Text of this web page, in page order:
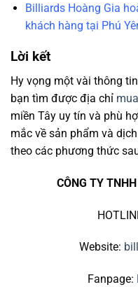
Billiards Hoàng Gia
khách hàng tại Phú
Lời kết
Hy vọng một vài thông
bạn tìm được địa chỉ
miền Tây uy tín và phù
mắc về sản phẩm và
theo các phương thức
CÔNG TY
Website:
Fanpage: